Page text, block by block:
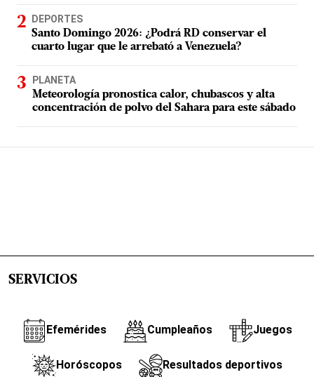
DEPORTES
Santo Domingo 2026: ¿Podrá RD conservar el
cuarto lugar que le arrebató a Venezuela?
PLANETA
Meteorología pronostica calor, chubascos y alta
concentración de polvo del Sahara para este sábado
SERVICIOS
Efemérides Cumpleaños Juegos
Horóscopos Resultados deportivos